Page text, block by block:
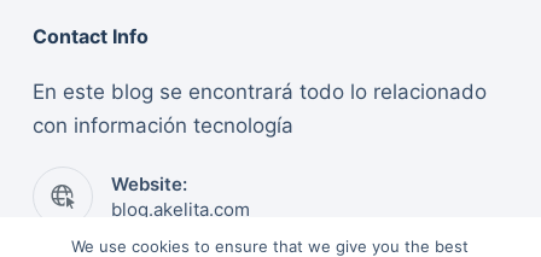
Contact Info
En este blog se encontrará todo lo relacionado
con información tecnología
Website:
blog.akelita.com
We use cookies to ensure that we give you the best